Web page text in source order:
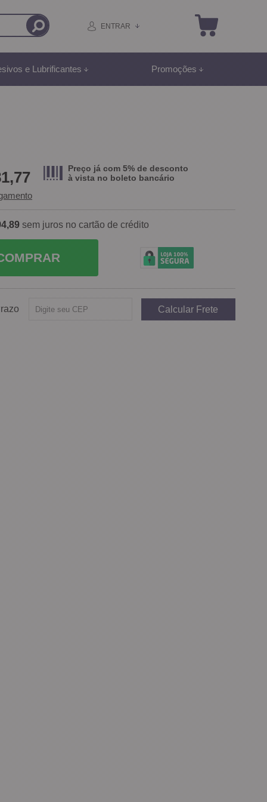
ENTRAR
e Lubrificantes Promoções
Preço já com 5% de desconto
à vista noboleto bancário
sem juros no cartão de crédito